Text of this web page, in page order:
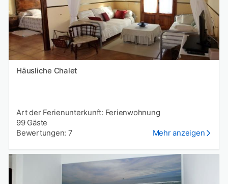
Häusliche Chalet
Art der Ferienunterkunft: Ferienwohnung
99 Gäste
Bewertungen: 7
Mehr anzeigen